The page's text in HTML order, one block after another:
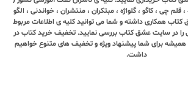
قلم چی ، کاگو ، گلواژه ، مبتکران ، منتشران ، خواندنی ، الگو
کتاب همکاری داشته و شما می توانید کلیه ی اطلاعات مربوط
در سایت عشق کتاب بررسی نمایید. تخفیف خرید کتاب در
همیشه برای شما پیشنهاد ویژه و تخفیف های متنوع خواهیم
داشت.